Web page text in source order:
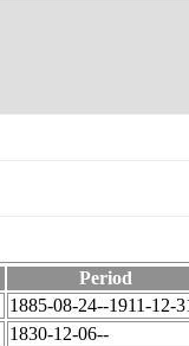
Period
1885-08-24--1911-12-
1830-12-06--